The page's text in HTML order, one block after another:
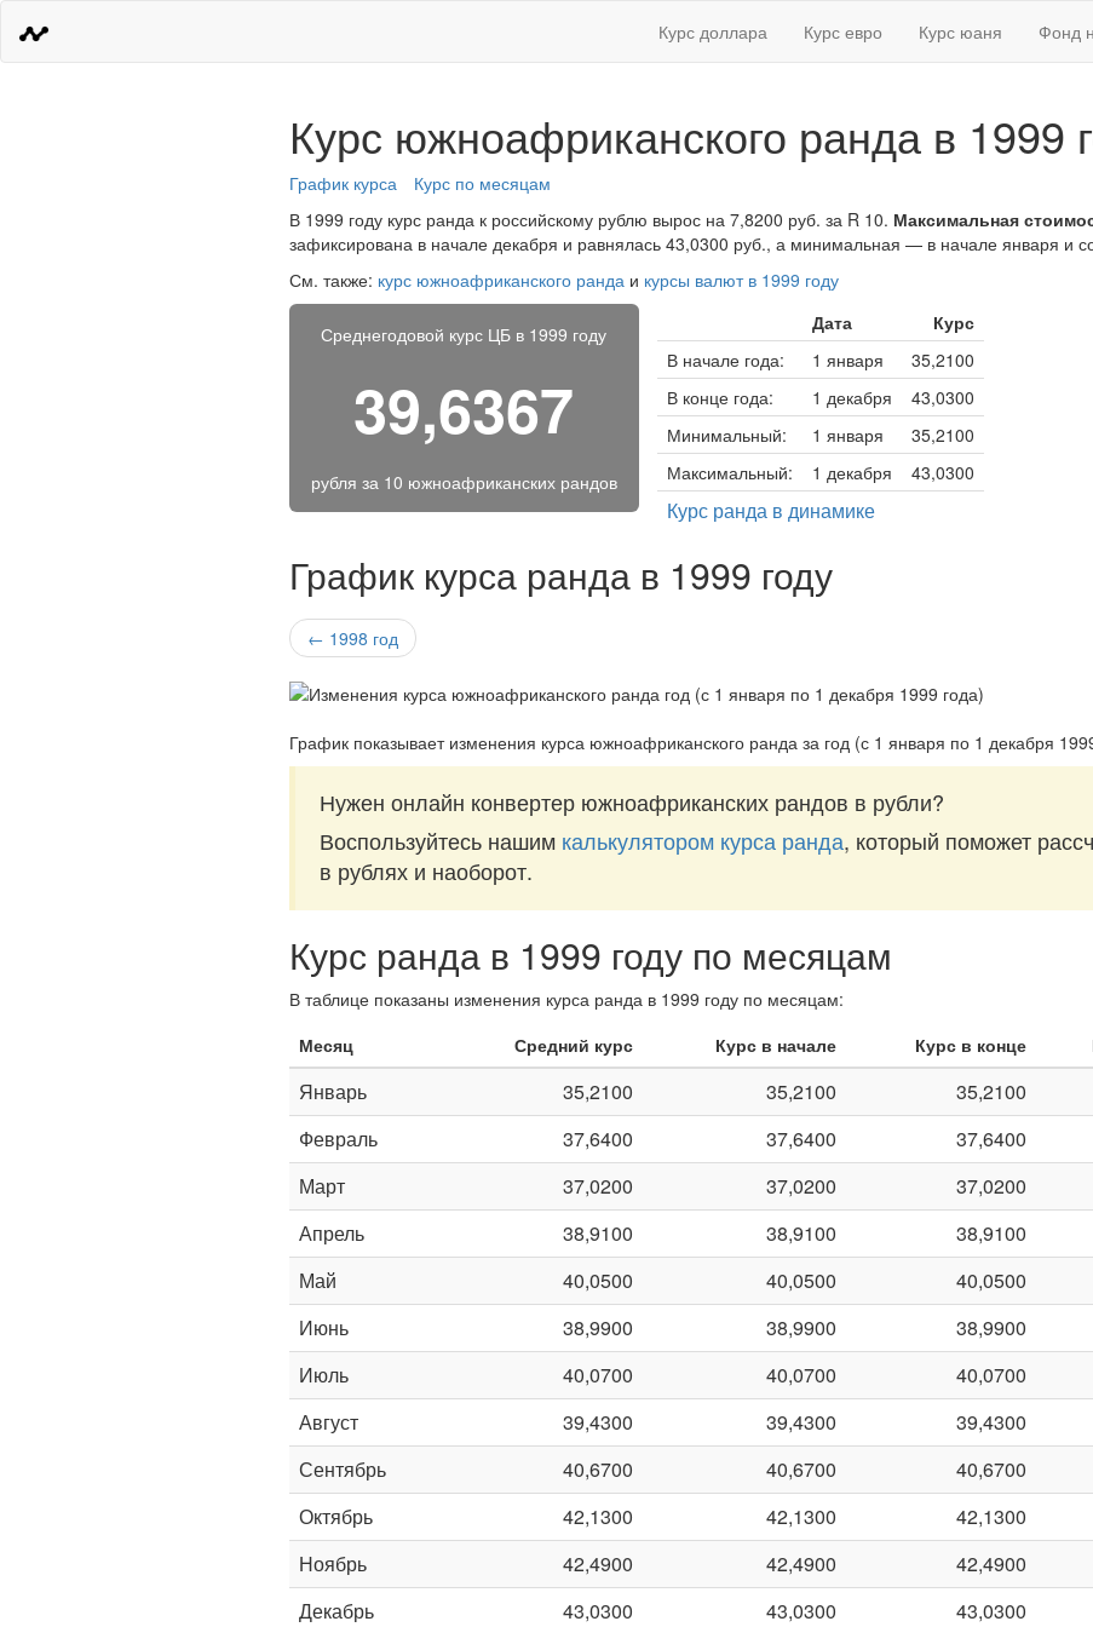
Курс доллара Курс евро Курс юаня Фонд
Курс южноафриканского ранда в 1999
График курса
Курс по месяцам
В 1999 году курс ранда к российскому рублю вырос на 7,8200 руб. за R 10. Максимальная
зафиксирована в начале декабря и равнялась 43,0300 руб., а минимальная — в начале января и
См. также: курс южноафриканского ранда и курсы валют в 1999 году
Среднегодовой курс ЦБ в 1999 году
39,6367
рубля за 10 южноафриканских рандов
Дата
Курс
В начале года:
1 января
35,2100
В конце года:
1 декабря
43,0300
Минимальный:
1 января
35,2100
Максимальный:
1 декабря 43,0300
Курс ранда в динамике
График курса ранда в 1999 году
← 1998 год
График показывает изменения курса южноафриканского ранда за год (с 1 января по 1 декабря
Нужен онлайн конвертер южноафриканских рандов в рубли?
Воспользуйтесь нашим калькулятором курса ранда, который поможет
в рублях и наоборот.
Курс ранда в 1999 году по месяцам
В таблице показаны изменения курса ранда в 1999 году по месяцам:
Месяц
Средний курс Курс в начале Курс в конце
Январь 35,2100 35,2100 35,2100
Февраль
37,6400 37,6400 37,6400
Март
37,0200 37,0200 37,0200
Апрель
38,9100 38,9100 38,9100
Май
40,0500 40,0500 40,0500
Июнь
38,9900 38,9900 38,9900
Июль
40,0700 40,0700 40,0700
Август
39,4300 39,4300 39,4300
Сентябрь
40,6700 40,6700 40,6700
Октябрь
42,1300 42,1300 42,1300
Ноябрь
42,4900 42,4900 42,4900
Декабрь
43,0300 43,0300 43,0300